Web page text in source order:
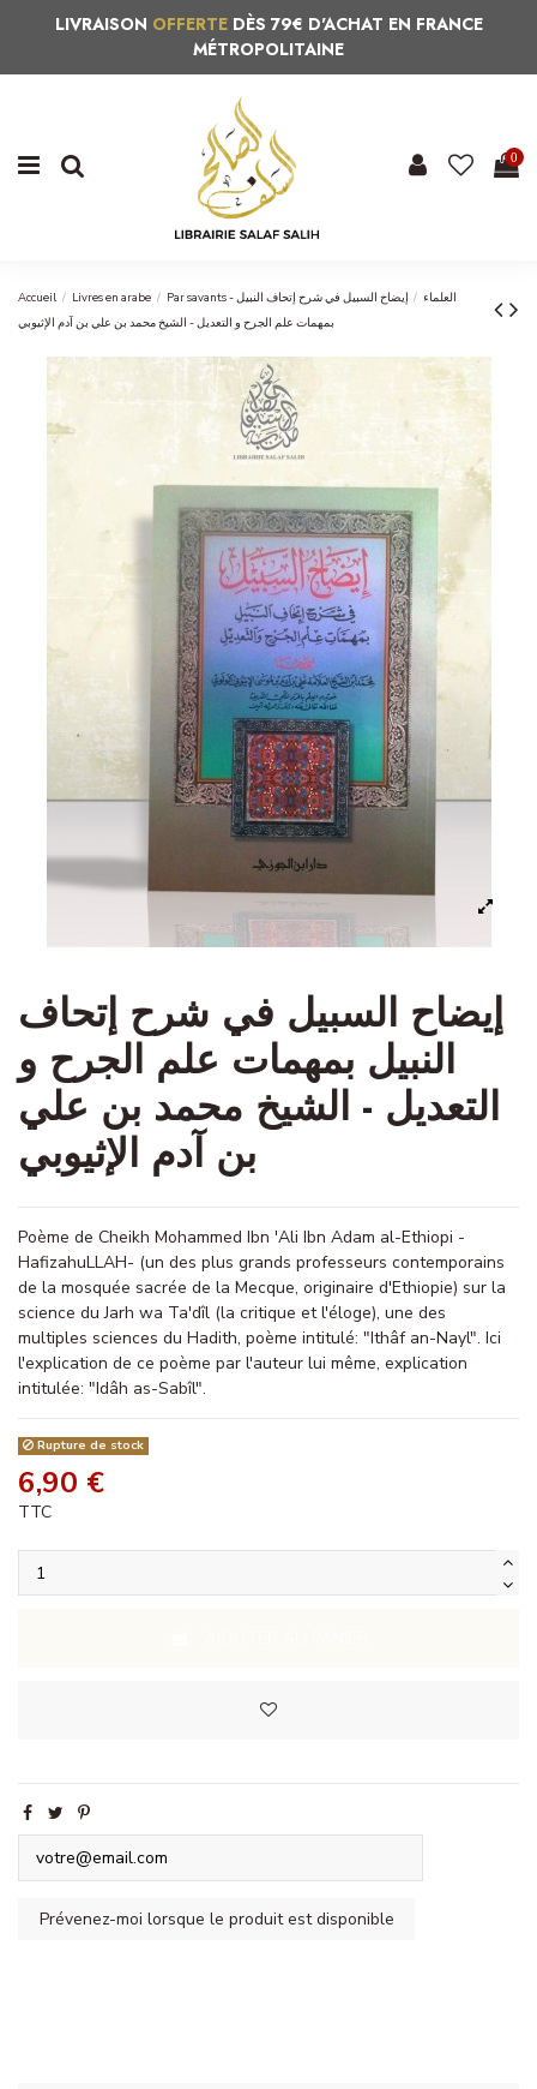
LIVRAISON OFFERTEDÈS 79€ D'ACHAT EN FRANCE
MÉTROPOLITAINE
0
Accueil Livres en arabe Par savants - العلماء
إيضاح السبيل في شرح إتحاف النبيل
بمهمات علم الجرح و التعديل - الشيخ محمد بن علي بن آدم الإثيوبي
إيضاح السبيل في شرح إتحاف
النبيل بمهمات علم الجرح و
التعديل - الشيخ محمد بن علي
بن آدم الإثيوبي
Poème de Cheikh Mohammed Ibn 'Ali Ibn Adam al-Ethiopi -
HafizahuLLAH- (un des plus grands professeurs contemporains
de la mosquée sacrée de la Mecque, originaire d'Ethiopie) sur la
science du Jarh wa Ta'dîl (la critique et l'éloge), une des
multiples sciences du Hadith, poème intitulé: "Ithâf an-Nayl". Ici
l'explication de ce poème par l'auteur lui même, explication
intitulée: "Idâh as-Sabîl".
Rupture de stock
6,90 €
TTC